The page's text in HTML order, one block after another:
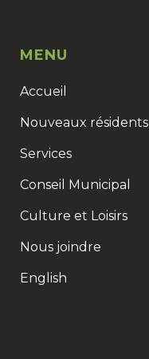
MENU
Accueil
Nouveaux résidents
Services
Conseil Municipal
Culture et Loisirs
Nous joindre
English